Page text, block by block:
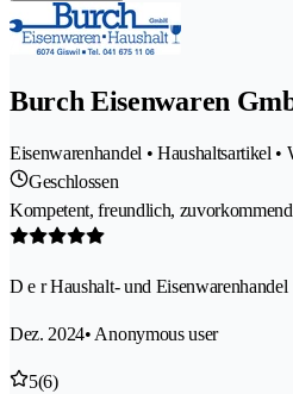
Burch Eisenwaren
Eisenwarenhandel • Haushaltsartikel •
Geschlossen
Kompetent, freundlich,
D e r Haushalt- und Eisenwarenhandel
Dez. 2024• Anonymous user
5(6)